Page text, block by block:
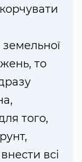
то
того,
всі